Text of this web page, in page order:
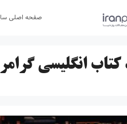
صفحه اصلی
کتاب انگلیسی گرامر